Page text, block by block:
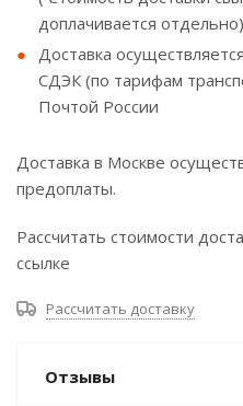
доплачивается
Доставка
СДЭК (по тарифам
Почтой России
Доставка в Москве
предоплаты.
Рассчитать стоимости
ссылке
Рассчитать доставку
Отзывы